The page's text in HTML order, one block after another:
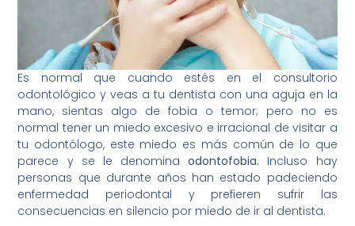
Es normal que cuando estés en el consultorio
odontológico y veas a tu dentista con una aguja en la
mano, sientas algo de fobia o temor; pero no es
normal tener un miedo excesivo e irracional de visitar a
tu odontólogo, este miedo es más común de lo que
parece y se le denominaodontofobia. Incluso hay
personas que durante años han estado padeciendo
enfermedad periodontal y prefieren sufrir las
consecuencias en silencio por miedo de ir al dentista.